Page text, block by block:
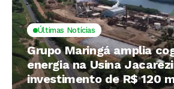
Últimas Notícias
Grupo Maringá amplia
energia na Usina
investimento de R$ 120